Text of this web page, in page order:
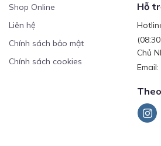
Shop Online
Liên hệ
Chính sách bảo mật
Chính sách cookies
Hỗ
Chủ
Email: